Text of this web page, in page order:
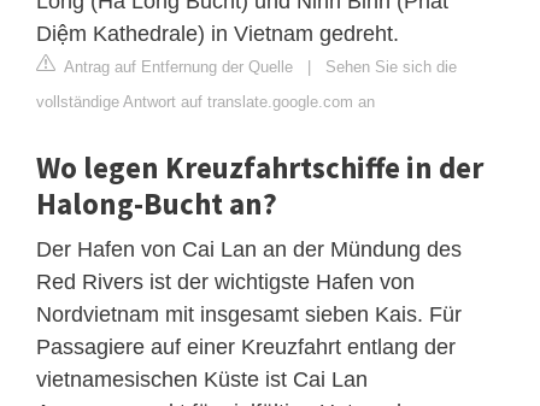
Diệm Kathedrale) in Vietnam gedreht.
Antrag auf Entfernung der Quelle | Sehen Sie sich die
vollständige Antwort auf translate.google.com an
Wo legen Kreuzfahrtschiffe in der
Halong-Bucht an?
Der Hafen von Cai Lan an der Mündung des
Red Rivers ist der wichtigste Hafen von
Nordvietnam mit insgesamt sieben Kais. Für
Passagiere auf einer Kreuzfahrt entlang der
vietnamesischen Küste ist Cai Lan